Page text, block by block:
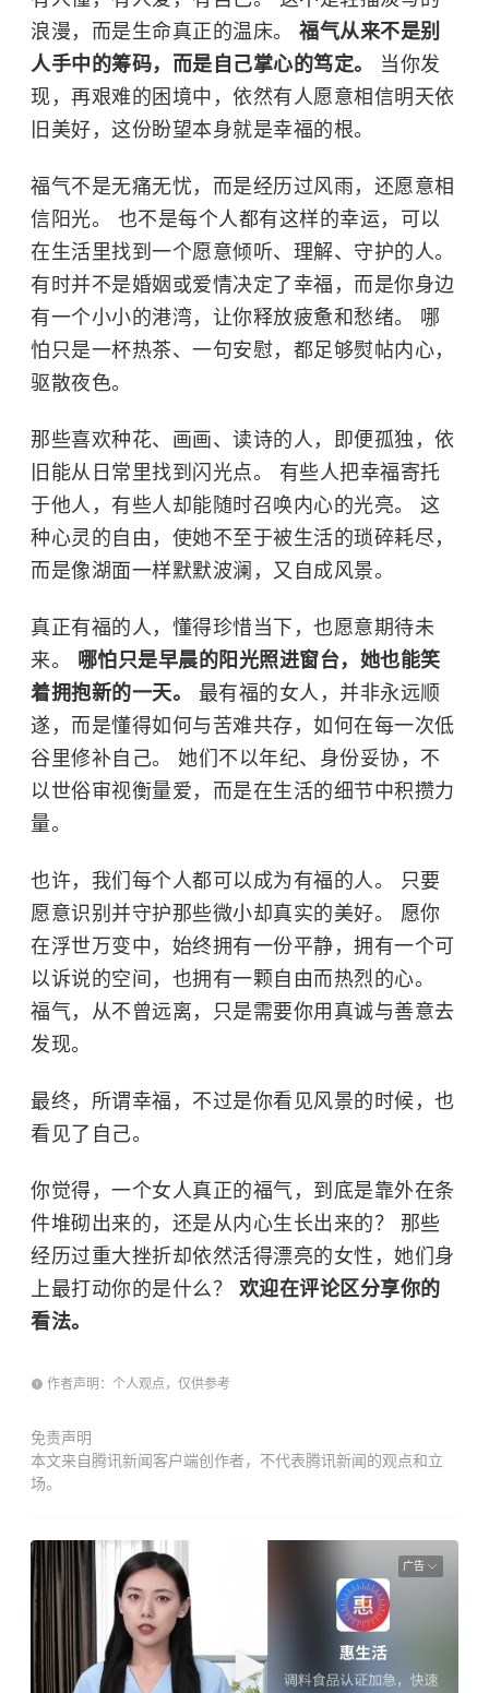
浪漫，而是生命真正的温床。 福气从来不是别
人手中的筹码，而是自己掌心的笃定。 当你发
现，再艰难的困境中，依然有人愿意相信明天依
旧美好，这份盼望本身就是幸福的根。
福气不是无痛无忧，而是经历过风雨，还愿意相
信阳光。 也不是每个人都有这样的幸运，可以
在生活里找到一个愿意倾听、理解、守护的人。
有时并不是婚姻或爱情决定了幸福，而是你身边
有一个小小的港湾，让你释放疲惫和愁绪。 哪
怕只是一杯热茶、一句安慰，都足够熨帖内心，
驱散夜色。
那些喜欢种花、画画、读诗的人，即便孤独，依
旧能从日常里找到闪光点。 有些人把幸福寄托
于他人，有些人却能随时召唤内心的光亮。 这
种心灵的自由，使她不至于被生活的琐碎耗尽，
而是像湖面一样默默波澜，又自成风景。
真正有福的人，懂得珍惜当下，也愿意期待未
来。 哪怕只是早晨的阳光照进窗台，她也能笑
着拥抱新的一天。 最有福的女人，并非永远顺
遂，而是懂得如何与苦难共存，如何在每一次低
谷里修补自己。 她们不以年纪、身份妥协，不
以世俗审视衡量爱，而是在生活的细节中积攒力
量。
也许，我们每个人都可以成为有福的人。 只要
愿意识别并守护那些微小却真实的美好。 愿你
在浮世万变中，始终拥有一份平静，拥有一个可
以诉说的空间，也拥有一颗自由而热烈的心。
福气，从不曾远离，只是需要你用真诚与善意去
发现。
最终，所谓幸福，不过是你看见风景的时候，也
看见了自己。
你觉得，一个女人真正的福气，到底是靠外在条
件堆砌出来的，还是从内心生长出来的？ 那些
经历过重大挫折却依然活得漂亮的女性，她们身
上最打动你的是什么？ 欢迎在评论区分享你的
看法。
作者声明：个人观点，仅供参考
免责声明
本文来自腾讯新闻客户端创作者，不代表腾讯新闻的观点和立
场。
广告